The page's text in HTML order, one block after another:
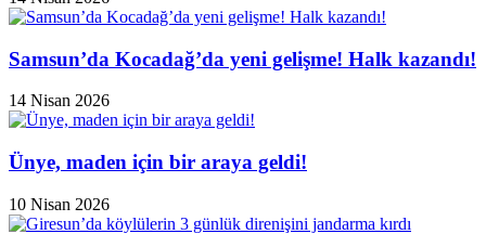
Samsun’da Kocadağ’da yeni gelişme! Halk kazandı!
14 Nisan 2026
Ünye, maden için bir araya geldi!
10 Nisan 2026